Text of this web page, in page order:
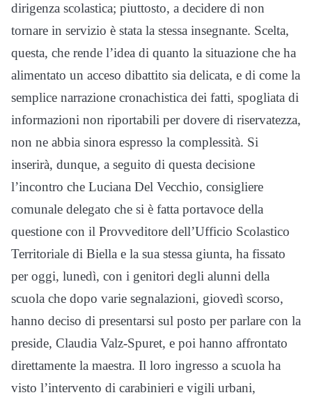
dirigenza scolastica; piuttosto, a decidere di non
tornare in servizio è stata la stessa insegnante. Scelta,
questa, che rende l’idea di quanto la situazione che ha
alimentato un acceso dibattito sia delicata, e di come la
semplice narrazione cronachistica dei fatti, spogliata di
informazioni non riportabili per dovere di riservatezza,
non ne abbia sinora espresso la complessità. Si
inserirà, dunque, a seguito di questa decisione
l’incontro che Luciana Del Vecchio, consigliere
comunale delegato che si è fatta portavoce della
questione con il Provveditore dell’Ufficio Scolastico
Territoriale di Biella e la sua stessa giunta, ha fissato
per oggi, lunedì, con i genitori degli alunni della
scuola che dopo varie segnalazioni, giovedì scorso,
hanno deciso di presentarsi sul posto per parlare con la
preside, Claudia Valz-Spuret, e poi hanno affrontato
direttamente la maestra. Il loro ingresso a scuola ha
visto l’intervento di carabinieri e vigili urbani,